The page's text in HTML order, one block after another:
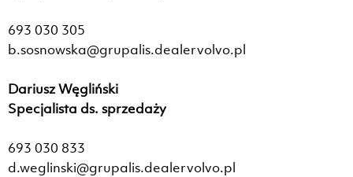
693 030 305
b.sosnowska@grupalis.dealervolvo.pl
Dariusz Węgliński
Specjalista ds. sprzedaży
693 030 833
d.weglinski@grupalis.dealervolvo.pl